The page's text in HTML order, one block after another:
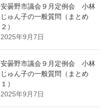
安曇野市議会９月定例会 小林
じゅん子の一般質問（まとめ
２）
2025年9月7日
安曇野市議会９月定例会 小林
じゅん子の一般質問（まとめ
１）
2025年9月7日